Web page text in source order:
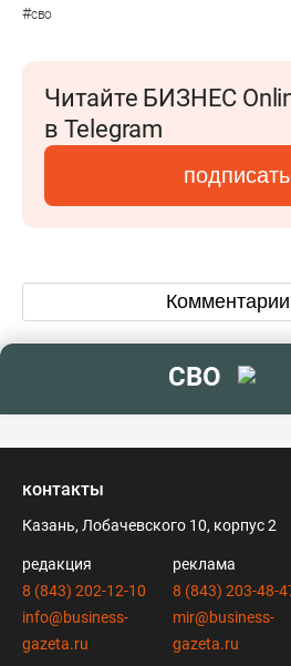
#сво
Читайте БИЗНЕС
в Telegram
Комментарии
СВО
контакты
Казань, Лобачевского 10, корпус 2
редакция
8 (843) 202-12-10
info@business-
gazeta.ru
реклама
8 (843) 203-48-
mir@business-
gazeta.ru